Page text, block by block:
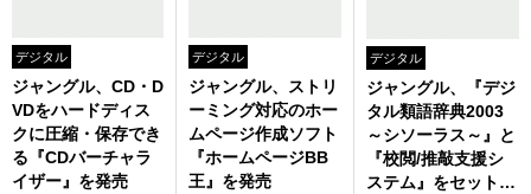
デジタル
ジャングル、CD・D
VDをハードディス
クに圧縮・保存でき
る『CDバーチャラ
イザー』を発売
デジタル
ジャングル、ストリ
ーミング対応のホー
ムページ作成ソフト
『ホームページBB
王』を発売
デジタル
ジャングル、『デジ
タル類語辞典2003
～シソーラス～』と
『校閲/推敲支援シ
ステム』をセット販